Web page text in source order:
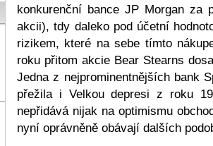
konkurenční bance JP Morgan za
akcii), tdy daleko pod účetní
rizikem, které na sebe tímto
roku přitom akcie Bear Stearns
Jedna z nejprominentnějších bank
přežila i Velkou depresi z roku
nepřidává nijak na optimismu
nyní oprávněně obávají dalších